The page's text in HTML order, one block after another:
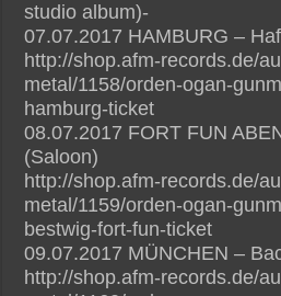
studio album)-
07.07.2017 HAMBURG –
http://shop.afm-records.de/
metal/1158/orden-ogan-
hamburg-ticket
08.07.2017 FORT FUN
(Saloon)
http://shop.afm-records.de/
metal/1159/orden-ogan-
bestwig-fort-fun-ticket
09.07.2017 MÜNCHEN –
http://shop.afm-records.de/